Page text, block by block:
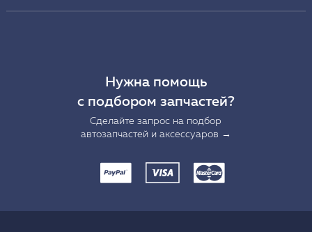
Нужна помощь
с подбором запчастей?
Сделайте запрос на подбор
автозапчастей и аксессуаров →